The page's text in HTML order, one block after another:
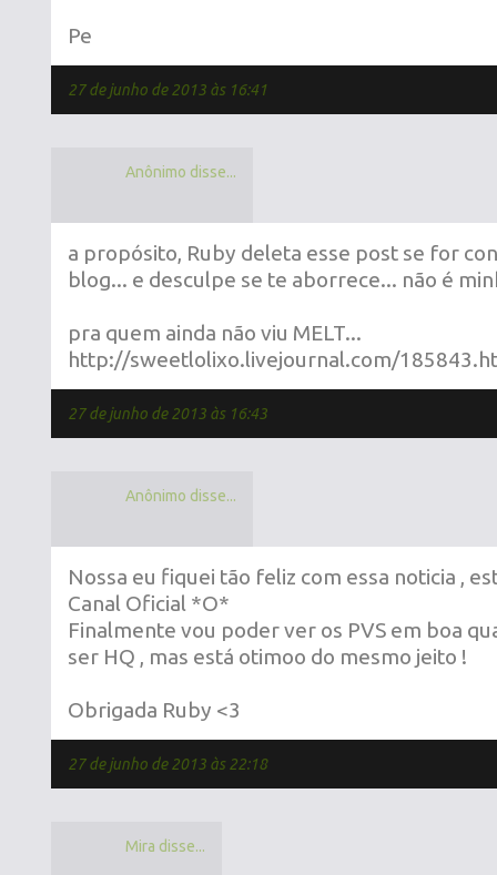
Pe
27 de junho de 2013 às 16:41
Anônimo disse...
a propósito, Ruby deleta esse post se for
blog... e desculpe se te aborrece... não é
pra quem ainda não viu MELT...
http://sweetlolixo.livejournal.com/
27 de junho de 2013 às 16:43
Anônimo disse...
Nossa eu fiquei tão feliz com essa noticia ,
Canal Oficial *O*
Finalmente vou poder ver os PVS em boa
ser HQ , mas está otimoo do mesmo jeito !
Obrigada Ruby <3
27 de junho de 2013 às 22:18
Mira disse...